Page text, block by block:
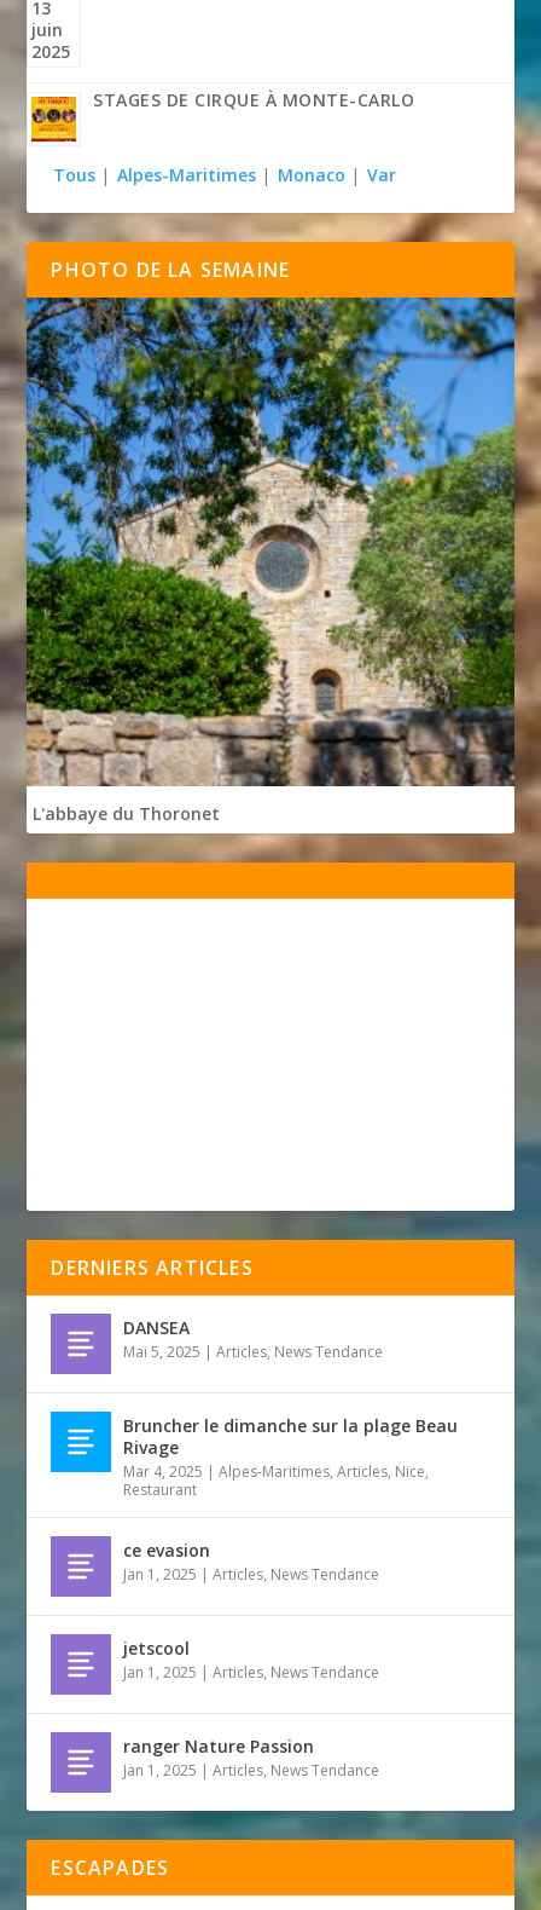
STAGES DE CIRQUE À MONTE-CARLO
Tous | Alpes-Maritimes | Monaco | Var
PHOTO DE LA SEMAINE
L'abbaye du Thoronet
DERNIERS ARTICLES
DANSEA
Mai 5, 2025 |Articles, News Tendance
Bruncher le dimanche sur la plage Beau
Rivage
Mar 4, 2025 |Alpes-Maritimes,Articles, Nice,
Restaurant
ce evasion
Jan 1, 2025 |Articles, News Tendance
jetscool
Jan 1, 2025 |Articles, News Tendance
ranger Nature Passion
Jan 1, 2025 |Articles, News Tendance
ESCAPADES